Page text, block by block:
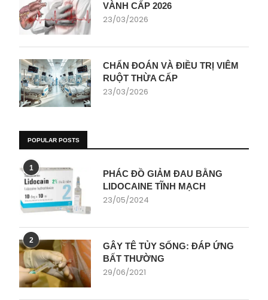
VÀNH CẤP 2026
23/03/2026
CHẨN ĐOÁN VÀ ĐIỀU TRỊ VIÊM
RUỘT THỪA CẤP
23/03/2026
POPULAR POSTS
1
PHÁC ĐỒ GIẢM ĐAU BẰNG
LIDOCAINE TĨNH MẠCH
23/05/2024
2
GÂY TÊ TỦY SỐNG: ĐÁP ỨNG
BẤT THƯỜNG
29/06/2021